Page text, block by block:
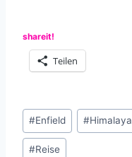
shareit!
Teilen
Schlagworte:
#Enfield #Himalaya
#Reise